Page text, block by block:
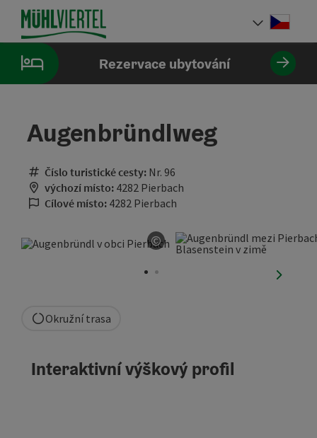
ObsahAccesskey
[0]
NavigaceAccesskey
[1]
Začátek stránky
Volba
Rezervace ubytování
Augenbründlweg
Číslo turistické cesty: Nr. 96
výchozí místo: 4282 Pierbach
Cílové místo: 4282 Pierbach
©
otevřít copyright
Okružní trasa
Interaktivní výškový profil